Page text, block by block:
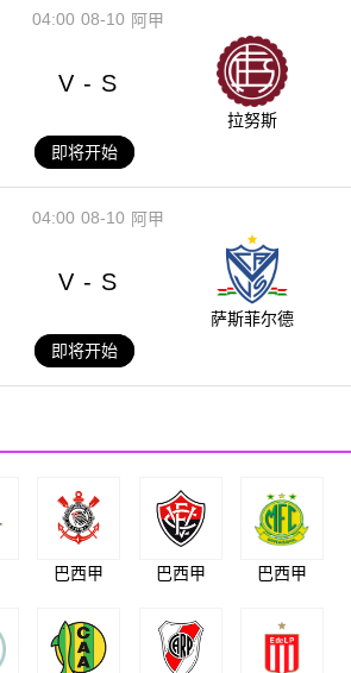
08-10
04:00 阿甲
V - S
拉努斯
即将开始
08-10
04:00 阿甲
V - S
萨斯菲尔德
即将开始
巴西甲 巴西甲 巴西甲